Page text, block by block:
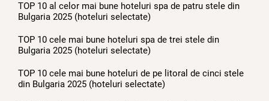
TOP 10 al celor mai bune hoteluri spa de patru stele din
Bulgaria 2025 (hoteluri selectate)
TOP 10 cele mai bune hoteluri spa de trei stele din
Bulgaria 2025 (hoteluri selectate)
TOP 10 cele mai bune hoteluri de pe litoral de cinci stele
din Bulgaria 2025 (hoteluri selectate)